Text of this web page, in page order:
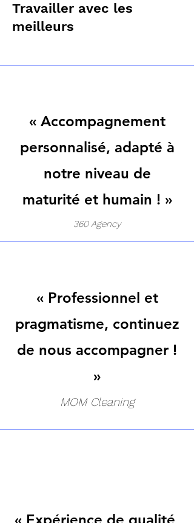
Travailler avec les
meilleurs
« Accompagnement
personnalisé, adapté à
notre niveau de
maturité et humain ! »
360 Agency
« Professionnel et
pragmatisme, continuez
de nous accompagner !
»
MOM Cleaning